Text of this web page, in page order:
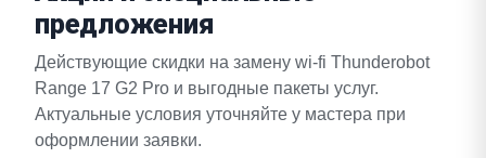
предложения
Действующие скидки на замену wi-fi Thunderobot
Range 17 G2 Pro и выгодные пакеты услуг.
Актуальные условия уточняйте у мастера при
оформлении заявки.